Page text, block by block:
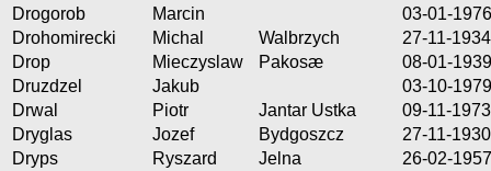
Drogorob
Marcin
03-01-1976
Drohomirecki
Michal Walbrzych
27-11-1934
Drop
Mieczyslaw Pakosæ
08-01-1939
Druzdzel
Jakub
03-10-1979
Drwal
Piotr Jantar Ustka
09-11-1973
Dryglas
Jozef Bydgoszcz
27-11-1930
Dryps
Ryszard Jelna
26-02-1957